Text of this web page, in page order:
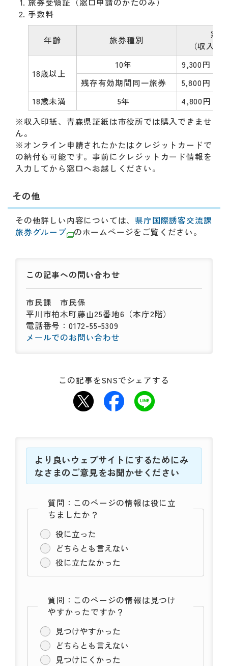
手数料
年齢 旅券種別
窓
（収入
18歳以上
10年
9,300円（
残存有効期間同一旅券
5,800円（
18歳未満
5年
4,800円（
※収入印紙、青森県証紙は市役所では購入できませ
ん。
※オンライン申請されたかたはクレジットカードで
の納付も可能です。事前にクレジットカード情報を
入力してから窓口へお越しください。
その他
その他詳しい内容については、 県庁国際誘客交流課
旅券グループ
のホームページをご覧ください。
この記事への問い合わせ
市民課 市民係
平川市柏木町藤山25番地6（本庁2階）
電話番号：0172-55-5309
メールでのお問い合わせ
この記事をSNSでシェアする
より良いウェブサイトにするためにみ
なさまのご意見をお聞かせください
質問：このページの情報は役に立
ちましたか？
役に立った
どちらとも言えない
役に立たなかった
質問：このページの情報は見つけ
やすかったですか？
見つけやすかった
どちらとも言えない
見つけにくかった